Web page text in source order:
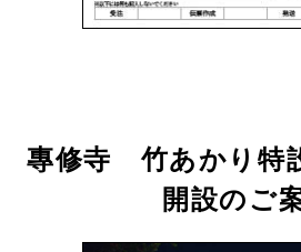
專修寺 竹あかり特
開設のご